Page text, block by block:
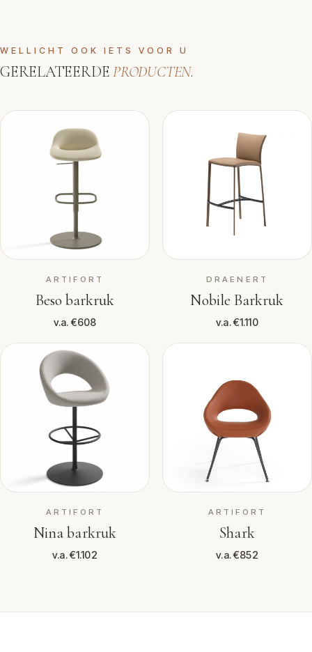
WELLICHT OOK IETS VOOR U
GERELATEERDEPRODUCTEN.
ARTIFORT
Beso barkruk
v.a. €608
DRAENERT
Nobile Barkruk
v.a. €1.110
ARTIFORT
Nina barkruk
v.a. €1.102
ARTIFORT
Shark
v.a. €852